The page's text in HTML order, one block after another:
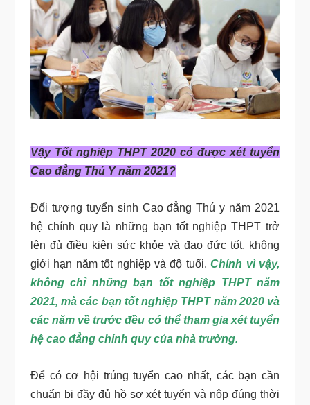
Vậy Tốt nghiệp THPT 2020 có được xét tuyển
Cao đẳng Thú Y năm 2021?
Đối tượng tuyển sinh Cao đẳng Thú y năm 2021
hệ chính quy là những bạn tốt nghiệp THPT trở
lên đủ điều kiện sức khỏe và đạo đức tốt, không
giới hạn năm tốt nghiệp và độ tuổi.Chính vì vậy,
không chỉ những bạn tốt nghiệp THPT năm
2021, mà các bạn tốt nghiệp THPT năm 2020 và
các năm về trước đều có thể tham gia xét tuyển
hệ cao đẳng chính quy của nhà trường.
Để có cơ hội trúng tuyển cao nhất, các bạn cần
chuẩn bị đầy đủ hồ sơ xét tuyển và nộp đúng thời